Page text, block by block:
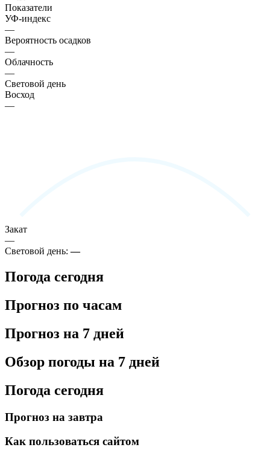
Показатели
УФ-индекс
—
Вероятность осадков
—
Облачность
—
Световой день
Восход
—
Закат
—
Световой день:—
Погода сегодня
Прогноз по часам
Прогноз на 7 дней
Обзор погоды на 7 дней
Погода сегодня
Прогноз на завтра
Как пользоваться сайтом